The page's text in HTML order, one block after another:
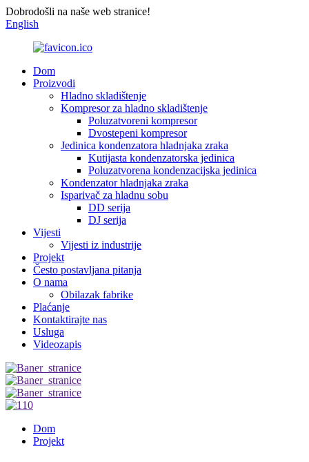
Dobrodošli na naše web stranice!
English
Dom
Proizvodi
Hladno skladištenje
Kompresor za hladno skladištenje
Poluzatvoreni kompresor
Dvostepeni kompresor
Jedinica kondenzatora hladnjaka zraka
Kutijasta kondenzatorska jedinica
Poluzatvorena kondenzacijska jedinica
Kondenzator hladnjaka zraka
Isparivač za hladnu sobu
DD serija
DJ serija
Vijesti
Vijesti iz industrije
Projekt
Često postavljana pitanja
O nama
Obilazak fabrike
Plaćanje
Kontaktirajte nas
Usluga
Videozapis
Dom
Projekt